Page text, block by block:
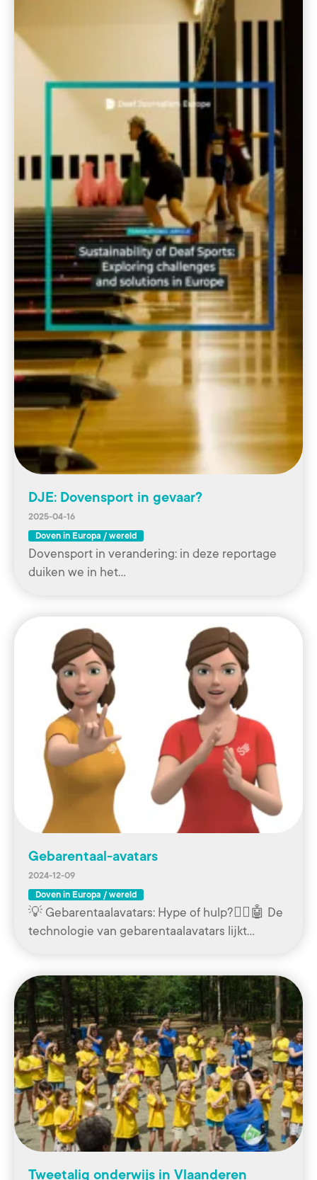
DJE: Dovensport in gevaar?
2025-04-16
Doven in Europa / wereld
Dovensport in verandering: in deze reportage
duiken we in het…
Gebarentaal-avatars
2024-12-09
Doven in Europa / wereld
💡 Gebarentaalavatars: Hype of hulp?🧏‍♀️🤖 De
technologie van gebarentaalavatars lijkt…
Tweetalig onderwijs in Vlaanderen